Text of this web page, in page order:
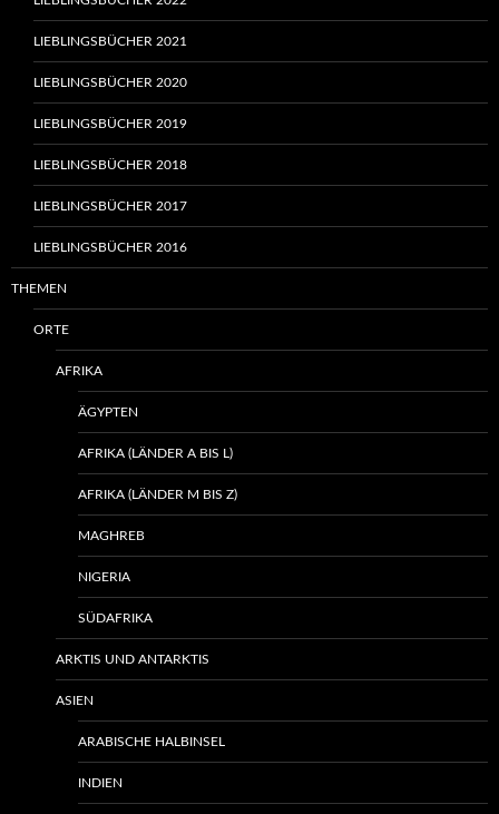
LIEBLINGSBÜCHER 2021
LIEBLINGSBÜCHER 2020
LIEBLINGSBÜCHER 2019
LIEBLINGSBÜCHER 2018
LIEBLINGSBÜCHER 2017
LIEBLINGSBÜCHER 2016
THEMEN
ORTE
AFRIKA
ÄGYPTEN
AFRIKA (LÄNDER A BIS L)
AFRIKA (LÄNDER M BIS Z)
MAGHREB
NIGERIA
SÜDAFRIKA
ARKTIS UND ANTARKTIS
ASIEN
ARABISCHE HALBINSEL
INDIEN